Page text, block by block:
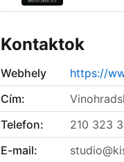
Kontaktok
Webhely
https://
Cím:
Telefon:
210 323
E-mail: